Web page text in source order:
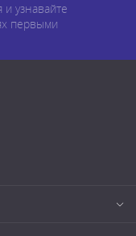
узнавайте
первыми